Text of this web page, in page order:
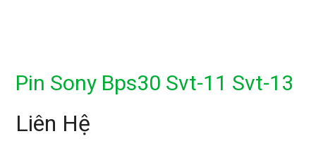
Pin Sony Bps30 Svt-11 Svt-13
Liên Hệ